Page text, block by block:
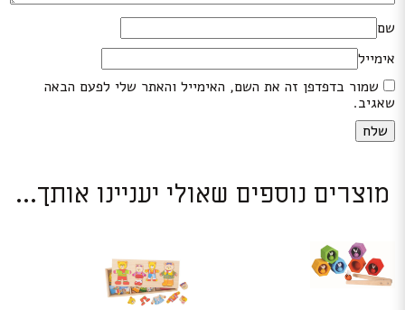
שם
אימייל
שמור בדפדפן זה את השם, האימייל והאתר שלי לפעם הבאה
שאגיב.
מוצרים נוספים שאולי יעניינו אותך...